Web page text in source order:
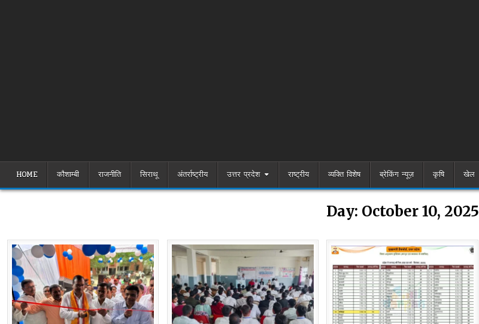
HOME कौशाम्बी राजनीति सिराथू अंतर्राष्ट्रीय उत्तर प्रदेश राष्ट्रीय व्यक्ति विशेष ब्रेकिंग न्यूज़ कृषि खेल
Day: October 10, 2025